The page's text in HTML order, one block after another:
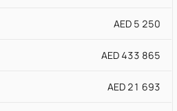
AED 5 250
AED 433 865
AED 21 693